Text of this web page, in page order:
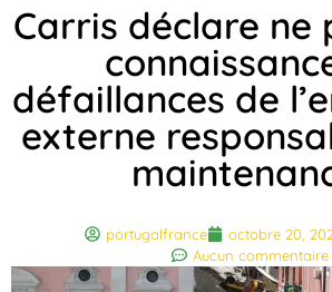
Carris déclare ne
défaillances de
externe
portugalfrance octobre 20,
Aucun commentaire